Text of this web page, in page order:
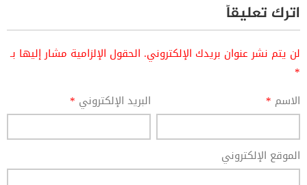
اترك تعليقاً
لن يتم نشر عنوان بريدك الإلكتروني. الحقول الإلزامية مشار إليها بـ
*
الاسم * البريد الإلكتروني *
الموقع الإلكتروني